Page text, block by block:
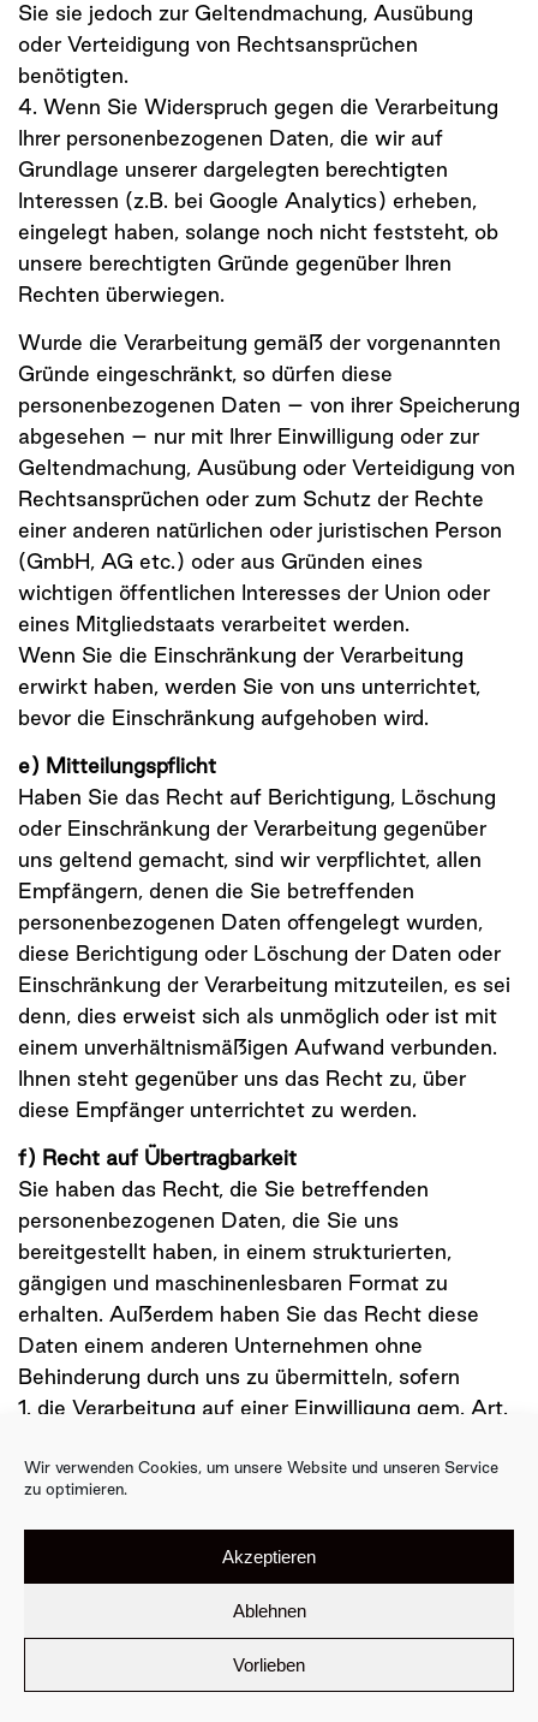
Wir verwenden Cookies, um unsere Website und unseren Service
zu optimieren.
Akzeptieren
Ablehnen
Vorlieben
Sie sie jedoch zur Geltendmachung, Ausübung
oder Verteidigung von Rechtsansprüchen
benötigten.
4. Wenn Sie Widerspruch gegen die Verarbeitung
Ihrer personenbezogenen Daten, die wir auf
Grundlage unserer dargelegten berechtigten
Interessen (z.B. bei Google Analytics) erheben,
eingelegt haben, solange noch nicht feststeht, ob
unsere berechtigten Gründe gegenüber Ihren
Rechten überwiegen.
Wurde die Verarbeitung gemäß der vorgenannten
Gründe eingeschränkt, so dürfen diese
personenbezogenen Daten – von ihrer Speicherung
abgesehen – nur mit Ihrer Einwilligung oder zur
Geltendmachung, Ausübung oder Verteidigung von
Rechtsansprüchen oder zum Schutz der Rechte
einer anderen natürlichen oder juristischen Person
(GmbH, AG etc.) oder aus Gründen eines
wichtigen öffentlichen Interesses der Union oder
eines Mitgliedstaats verarbeitet werden.
Wenn Sie die Einschränkung der Verarbeitung
erwirkt haben, werden Sie von uns unterrichtet,
bevor die Einschränkung aufgehoben wird.
e) Mitteilungspflicht
Haben Sie das Recht auf Berichtigung, Löschung
oder Einschränkung der Verarbeitung gegenüber
uns geltend gemacht, sind wir verpflichtet, allen
Empfängern, denen die Sie betreffenden
personenbezogenen Daten offengelegt wurden,
diese Berichtigung oder Löschung der Daten oder
Einschränkung der Verarbeitung mitzuteilen, es sei
denn, dies erweist sich als unmöglich oder ist mit
einem unverhältnismäßigen Aufwand verbunden.
Ihnen steht gegenüber uns das Recht zu, über
diese Empfänger unterrichtet zu werden.
f) Recht auf Übertragbarkeit
Sie haben das Recht, die Sie betreffenden
personenbezogenen Daten, die Sie uns
bereitgestellt haben, in einem strukturierten,
gängigen und maschinenlesbaren Format zu
erhalten. Außerdem haben Sie das Recht diese
Daten einem anderen Unternehmen ohne
Behinderung durch uns zu übermitteln, sofern
1. die Verarbeitung auf einer Einwilligung gem. Art.
(b) DSGVO beruht und
2. die Verarbeitung mithilfe automatisierter
Verfahren erfolgt.
In Ausübung dieses Rechts haben Sie ferner das
Recht, zu erwirken, dass die Sie betreffenden
personenbezogenen Daten direkt von uns einem
anderen Unternehmen übermittelt werden, soweit